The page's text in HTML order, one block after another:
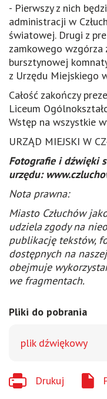
- Pierwszy z nich
administracji w
światowej. Drugi z
zamkowego wzgórza
bursztynowej
z Urzędu Miejskiego
Całość zakończy
Liceum
Wstęp na wszystkie
URZĄD MIEJSKI W
Fotografie i dźwięki
urzędu:
Nota prawna:
Miasto Człuchów
udziela zgody na
publikację tekstów,
dostępnych na
obejmuje
we fragmentach.
Pliki do pobrania
plik dźwiękowy
Drukuj